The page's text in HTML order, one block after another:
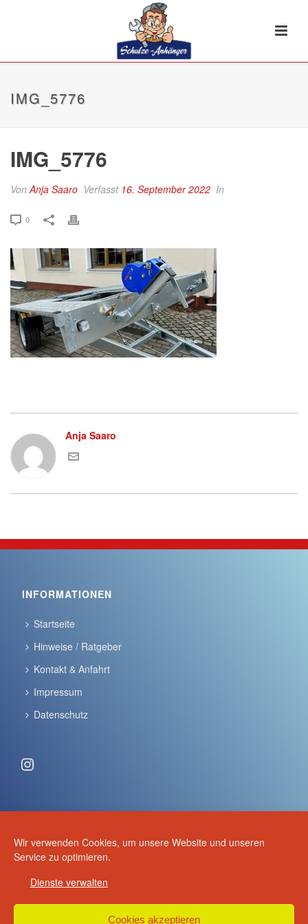
Wir verwenden Cookies, um unsere Website und unseren
Service zu optimieren.
Dienste verwalten
Cookies akzeptieren
IMG_5776
IMG_5776
VonAnja Saaro Verfasst 16. September 2022 In
0
Anja Saaro
INFORMATIONEN
Startseite
Hinweise / Ratgeber
Kontakt & Anfahrt
Impressum
Datenschutz
Instagram
Volker Schulze
Am Anger 30
15926 Luckau